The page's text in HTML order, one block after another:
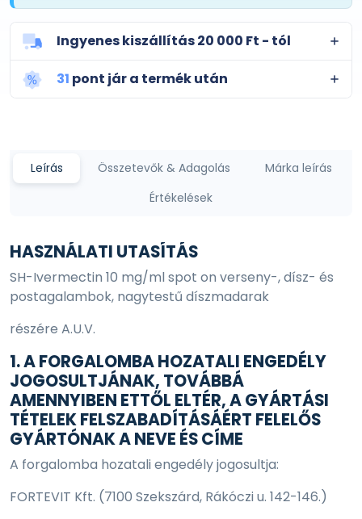
Ingyenes kiszállítás 20 000 Ft - tól
31 pont jár a termék után
Leírás Összetevők & Adagolás
Márka leírás
Értékelések
HASZNÁLATI UTASÍTÁS
SH-Ivermectin 10 mg/ml spot on verseny-, dísz- és
postagalambok, nagytestű díszmadarak
részére A.U.V.
1. A FORGALOMBA HOZATALI ENGEDÉLY
JOGOSULTJÁNAK, TOVÁBBÁ
AMENNYIBEN ETTŐL ELTÉR, A GYÁRTÁSI
TÉTELEK FELSZABADÍTÁSÁÉRT FELELŐS
GYÁRTÓNAK A NEVE ÉS CÍME
A forgalomba hozatali engedély jogosultja:
FORTEVIT Kft. (7100 Szekszárd, Rákóczi u. 142-146.)